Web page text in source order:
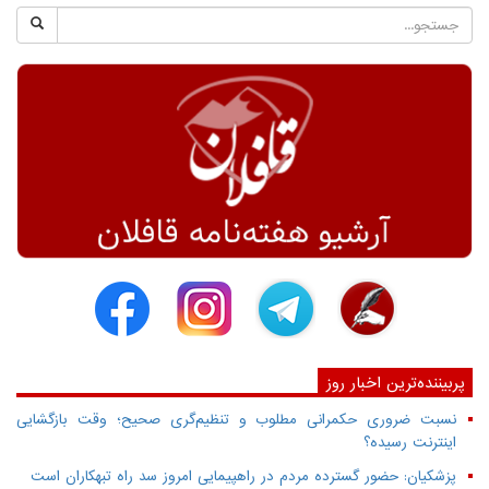
پربیننده‌ترین اخبار روز
نسبت ضروری حکمرانی مطلوب و تنظیم‌گری صحیح؛ وقت بازگشایی
اینترنت رسیده؟
پزشکیان: حضور گسترده مردم در راهپیمایی امروز سد راه تبهکاران است